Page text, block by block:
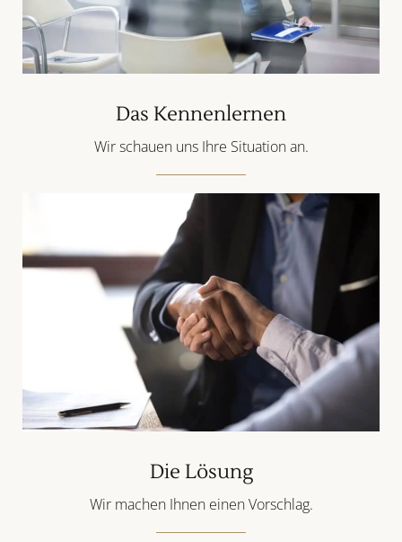
Das Kennenlernen
Wir schauen uns Ihre Situation an.
Die Lösung
Wir machen Ihnen einen Vorschlag.